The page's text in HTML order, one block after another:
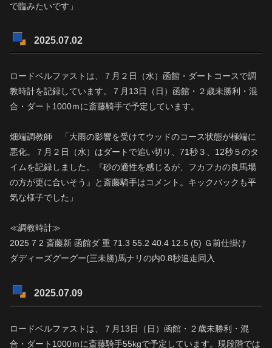
で臨みたいです」
2025.07.02
ロードベルファストは、７月２日（水）函館・ダートコースで調
教時計を記録しています。７月13日（日）函館・２歳未勝利・混
合・ダート1000ｍに斎藤騎手で予定しています。
畑端調教師 「大雨の影響を受けてウッドのコース状態が極端に
悪化。７月２日（水）はダートで追い切り、71秒３、12秒５のタ
イムを記録しました。『砂の適性を感じるが、フカフカの良馬場
の方が更に合いそう』と斎藤騎手はコメント。キックバックも平
気な様子でした」
≪調教時計≫
2025 7 2 斎藤新 函館ダ 重 71.3 55.2 40.4 12.5 (5) Ｇ前仕掛け
ダディーズグーグー(三未勝)馬ナリの内0.8秒追走同入
2025.07.09
ロードベルファストは、７月13日（日）函館・２歳未勝利・混
合・ダート1000ｍに斎藤騎手55kgで予定しています。現段階では